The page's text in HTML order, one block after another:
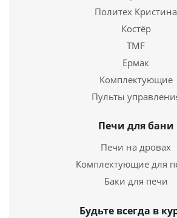
Подробнее
Политех Кристина
Костёр
TMF
Ермак
Комплектующие
Пульты
Печи для бани
Печи на дровах
Комплектующие для
Баки для печи
Будьте всегда в